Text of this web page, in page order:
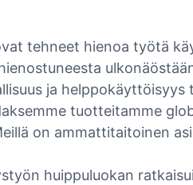
tehneet hienoa työtä
ja
tuotteitamme
on ammattitaitoinen
huippuluokan